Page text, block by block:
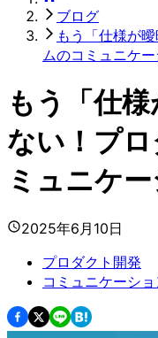
ブログ
もう「仕様が
ムのコミュニケ
もう「仕
ない！プ
ミュニケ
2025年6月10日
プロダクト開発
コミュニケーショ